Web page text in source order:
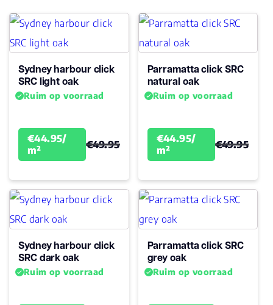
Geluidsdempend
Garantie
Woongebruik
Sydney harbour click
SRC light oak
Ruim op voorraad
€44.95/
m²
€49.95
Parramatta click SRC
natural oak
Ruim op voorraad
€44.95/
m²
€49.95
Sydney harbour click
SRC dark oak
Ruim op voorraad
Parramatta click SRC
grey oak
Ruim op voorraad